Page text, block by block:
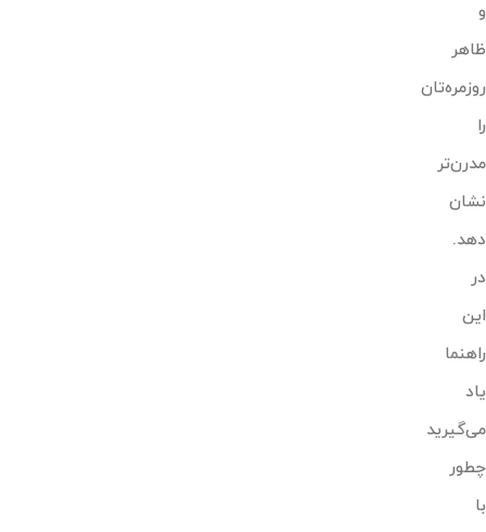
و
ظاهر
روزمره‌تان
را
مدرن‌تر
نشان
دهد.
در
این
راهنما
یاد
می‌گیرید
چطور
با